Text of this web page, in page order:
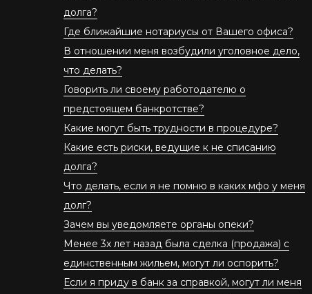
долга?
Где ближайшие нотариусы от Вашего офиса?
В отношении меня возбудили уголовное дело,
что делать?
Говорить ли своему работодателю о
предстоящем банкротстве?
Какие могут быть трудности в процедуре?
Какие есть риски, ведущие к не списанию
долга?
Что делать, если я не помню в каких мфо у меня
долг?
Зачем вы уведомляете органы опеки?
Менее 3х лет назад была сделка (продажа) с
единственным жильем, могут ли оспорить?
Если я приду в банк за справкой, могут ли меня